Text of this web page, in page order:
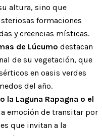
altura, sino que
formaciones
y creencias místicas.
de Lúcumo destacan
de su vegetación, que
en oasis verdes
del año.
la Laguna Rapagna o el
emoción de transitar por
que invitan a la